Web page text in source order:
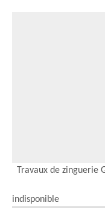
Travaux de zinguerie
indisponible